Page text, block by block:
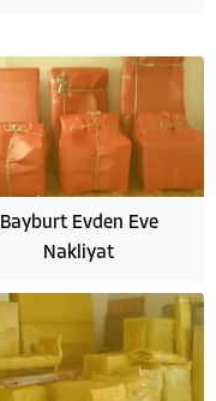
Bayburt Evden Eve
Nakliyat